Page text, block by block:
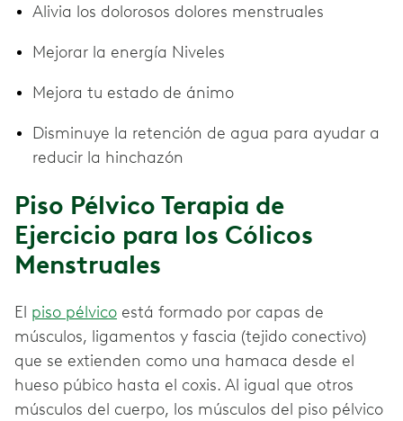
Alivia los dolorosos dolores menstruales
Mejorar la energía Niveles
Mejora tu estado de ánimo
Disminuye la retención de agua para ayudar a
reducir la hinchazón
Piso Pélvico Terapia de
Ejercicio para los Cólicos
Menstruales
El piso pélvico está formado por capas de
músculos, ligamentos y fascia (tejido conectivo)
que se extienden como una hamaca desde el
hueso púbico hasta el coxis. Al igual que otros
músculos del cuerpo, los músculos del piso pélvico